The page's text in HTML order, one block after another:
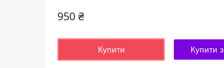
950 ₴
Купити Купити з